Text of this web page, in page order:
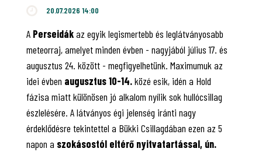
20.07.2026 14:00
A Perseidákaz egyik legismertebb és leglátványosabb
meteorraj, amelyet minden évben - nagyjából július 17. és
augusztus 24. között - megfigyelhetünk. Maximumuk az
idei évben augusztus 10-14.közé esik, idén a Hold
fázisa miatt különösen jó alkalom nyílik sok hullócsillag
észlelésére. A látványos égi jelenség iránti nagy
érdeklődésre tekintettel a Bükki Csillagdában ezen az 5
napon a szokásostól eltérő nyitvatartással, ún.